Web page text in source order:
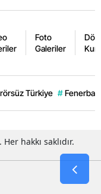
Foto
Galeriler
Türkiye #
hakkı saklıdır.